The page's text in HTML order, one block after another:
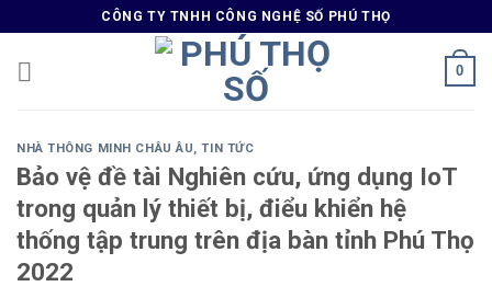
to
content
CÔNG TY TNHH CÔNG NGHỆ SỐ PHÚ THỌ
0
NHÀ THÔNG MINH CHÂU ÂU,TIN TỨC
Bảo vệ đề tài Nghiên cứu, ứng dụng IoT
trong quản lý thiết bị, điểu khiển hệ
thống tập trung trên địa bàn tỉnh Phú Thọ
2022